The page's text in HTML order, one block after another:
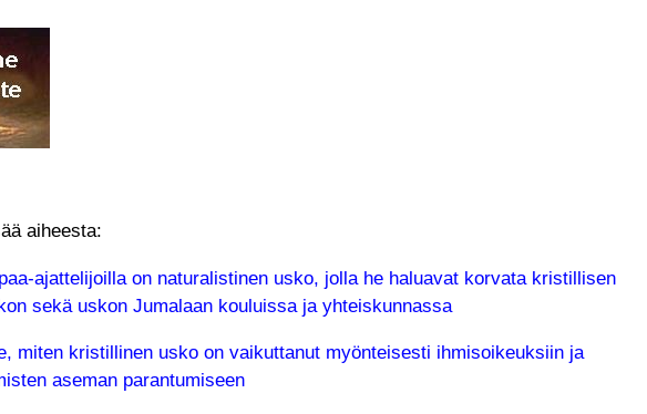
aiheesta:
ajattelijoilla on naturalistinen usko, jolla he haluavat korvata kristillisen
sekä uskon Jumalaan kouluissa ja yhteiskunnassa
miten kristillinen usko on vaikuttanut myönteisesti ihmisoikeuksiin ja
aseman parantumiseen